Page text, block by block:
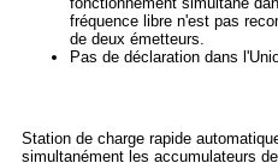
fréquence libre n'est pas
de deux émetteurs.
Pas de déclaration dans
Station de charge rapide
simultanément les accumulateurs